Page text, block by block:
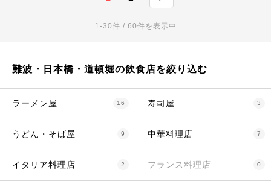
1-30件 / 60件を表示中
難波・日本橋・道頓堀の飲食店を絞り込む
ラーメン屋 16 寿司屋 3
うどん・そば屋 9 中華料理店 7
イタリア料理店 2 フランス料理店 0